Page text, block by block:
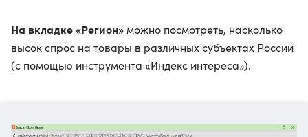
На вкладке «Регион» можно посмотреть, насколько
высок спрос на товары в различных субъектах России
(с помощью инструмента «Индекс интереса»).